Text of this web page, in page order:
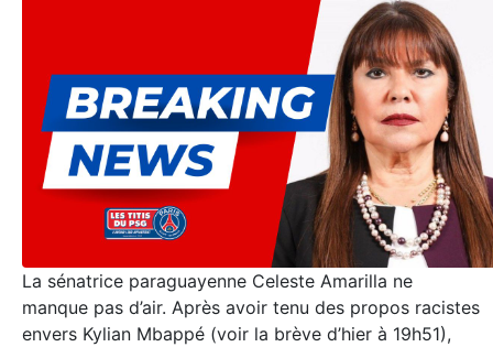
La sénatrice paraguayenne Celeste Amarilla ne
manque pas d’air. Après avoir tenu des propos racistes
envers Kylian Mbappé (voir la brève d’hier à 19h51),